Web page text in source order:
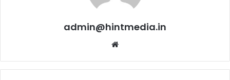
admin@hintmedia.in